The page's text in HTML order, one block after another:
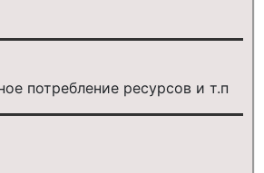
потребление ресурсов и т.п